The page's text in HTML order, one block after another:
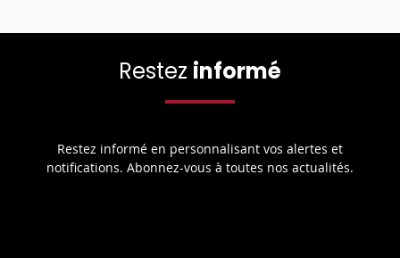
Restez informé
Restez informé en personnalisant vos alertes et
notifications. Abonnez-vous à toutes nos actualités.